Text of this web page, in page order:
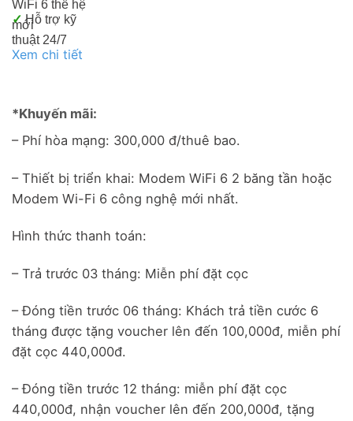
WiFi 6 thế hệ
mới
✓Hỗ trợ kỹ
thuật 24/7
Xem chi tiết
*Khuyến mãi:
– Phí hòa mạng: 300,000 đ/thuê bao.
– Thiết bị triển khai: Modem WiFi 6 2 băng tần hoặc
Modem Wi-Fi 6 công nghệ mới nhất.
Hình thức thanh toán:
– Trả trước 03 tháng: Miễn phí đặt cọc
– Đóng tiền trước 06 tháng: Khách trả tiền cước 6
tháng được tặng voucher lên đến 100,000đ, miễn phí
đặt cọc 440,000đ.
– Đóng tiền trước 12 tháng: miễn phí đặt cọc
440,000đ, nhận voucher lên đến 200,000đ, tặng